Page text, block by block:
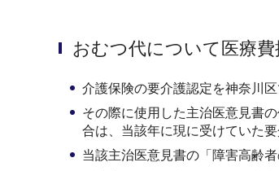
おむつ代について医療
介護保険の要介護認定を神奈川
その際に使用した主治医意見書
合は、当該年に現に受けていた
当該主治医意見書の「障害高齢